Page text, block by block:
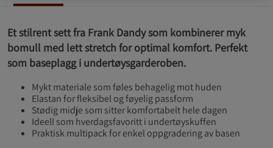
Et stilrent sett fra Frank Dandy som kombinerer myk
bomull med lett stretch for optimal komfort. Perfekt
som baseplagg i undertøysgarderoben.
Mykt materiale som føles behagelig mot huden
Elastan for fleksibel og føyelig passform
Stødig midje som sitter komfortabelt hele dagen
Ideell som hverdagsfavoritt i undertøyskuffen
Praktisk multipack for enkel oppgradering av basen